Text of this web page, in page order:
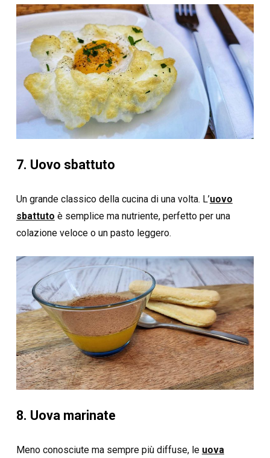
7. Uovo sbattuto
Un grande classico della cucina di una volta. L’uovo
sbattuto è semplice ma nutriente, perfetto per una
colazione veloce o un pasto leggero.
8. Uova marinate
Meno conosciute ma sempre più diffuse, le uova